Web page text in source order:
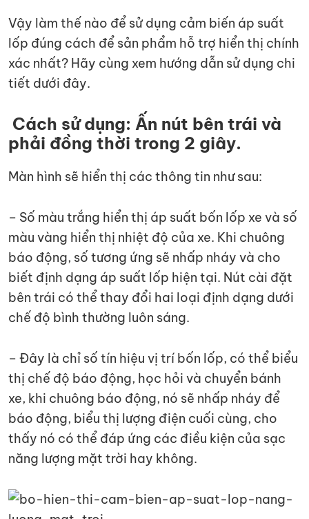
Vậy làm thế nào để sử dụng cảm biến áp suất
lốp đúng cách để sản phẩm hỗ trợ hiển thị chính
xác nhất? Hãy cùng xem hướng dẫn sử dụng chi
tiết dưới đây.
Cách sử dụng: Ấn nút bên trái và
phải đồng thời trong 2 giây.
Màn hình sẽ hiển thị các thông tin như sau:
– Số màu trắng hiển thị áp suất bốn lốp xe và số
màu vàng hiển thị nhiệt độ của xe. Khi chuông
báo động, số tương ứng sẽ nhấp nháy và cho
biết định dạng áp suất lốp hiện tại. Nút cài đặt
bên trái có thể thay đổi hai loại định dạng dưới
chế độ bình thường luôn sáng.
– Đây là chỉ số tín hiệu vị trí bốn lốp, có thể biểu
thị chế độ báo động, học hỏi và chuyển bánh
xe, khi chuông báo động, nó sẽ nhấp nháy để
báo động, biểu thị lượng điện cuối cùng, cho
thấy nó có thể đáp ứng các điều kiện của sạc
năng lượng mặt trời hay không.